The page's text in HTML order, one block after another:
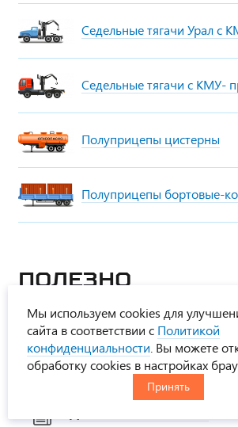
Седельные тягачи Урал с
Седельные тягачи с КМУ-
Полуприцепы цистерны
Полуприцепы бортовые-
Полезно
ознакомиться:
Дополнительная
к работе
Мы используем cookies для
сайта в соответствии с Политикой
конфиденциальности . Вы можете
обработку cookies в настройках
Принять